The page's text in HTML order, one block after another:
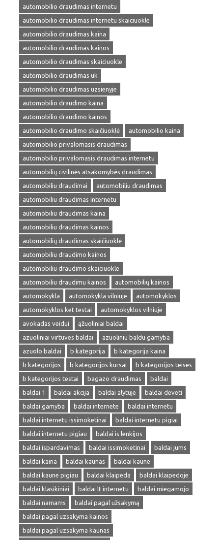
automobilio draudimas internetu
automobilio draudimas internetu skaiciuokle
automobilio draudimas kaina
automobilio draudimas kainos
automobilio draudimas skaiciuokle
automobilio draudimas uk
automobilio draudimas uzsienyje
automobilio draudimo kaina
automobilio draudimo kainos
automobilio draudimo skaičiuoklė
automobilio kaina
automobilio privalomasis draudimas
automobilio privalomasis draudimas internetu
automobilių civilinės atsakomybės draudimas
automobiliu draudimai
automobiliu draudimas
automobiliu draudimas internetu
automobiliu draudimas kaina
automobiliu draudimas kainos
automobilių draudimas skaičiuoklė
automobiliu draudimo kainos
automobiliu draudimo skaiciuokle
automobiliu draudimu kainos
automobilių kainos
automokykla
automokykla vilniuje
automokyklos
automokyklos ket testai
automokyklos vilniuje
avokadas veidui
ąžuoliniai baldai
azuoliniai virtuves baldai
azuoliniu baldu gamyba
azuolo baldai
b kategorija
b kategorija kaina
b kategorijos
b kategorijos kursai
b kategorijos teises
b kategorijos testai
bagazo draudimas
baldai
baldai 1
baldai akcija baldai alytuje
baldai deveti
baldai gamyba
baldai internete
baldai internetu
baldai internetu issimoketinai
baldai internetu pigiai
baldai internetu pigiau
baldai is lenkijos
baldai ispardavimas
baldai issimoketinai
baldai jums
baldai kaina
baldai kaunas
baldai kaune
baldai kaune pigiau
baldai klaipeda
baldai klaipedoje
baldai klasikiniai
baldai lt internetu
baldai miegamojo
baldai namams
baldai pagal užsakymą
baldai pagal uzsakyma kainos
baldai pagal uzsakyma kaunas